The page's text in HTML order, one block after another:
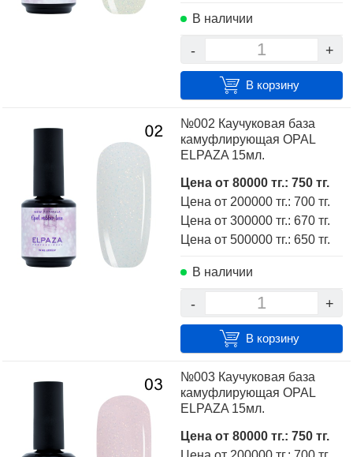
В наличии
+
-
В корзину
№002 Каучуковая база
камуфлирующая OPAL
ELPAZA 15мл.
Цена от 80000 тг.: 750 тг.
Цена от 200000 тг.: 700 тг.
Цена от 300000 тг.: 670 тг.
Цена от 500000 тг.: 650 тг.
В наличии
+
-
В корзину
№003 Каучуковая база
камуфлирующая OPAL
ELPAZA 15мл.
Цена от 80000 тг.: 750 тг.